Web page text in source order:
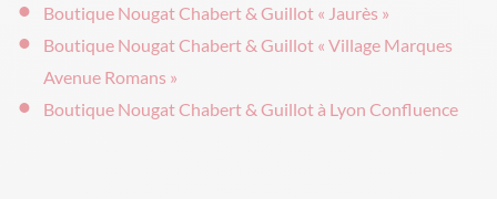
Boutique Nougat Chabert & Guillot « Jaurès »
Boutique Nougat Chabert & Guillot « Village Marques
Avenue Romans »
Boutique Nougat Chabert & Guillot à Lyon Confluence